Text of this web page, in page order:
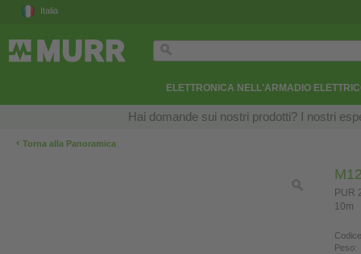
Italia
ELETTRONICA NELL'ARMADIO
Hai domande sui nostri prodotti? I nostri
‹ Torna alla Panoramica
PUR
10m
Peso: